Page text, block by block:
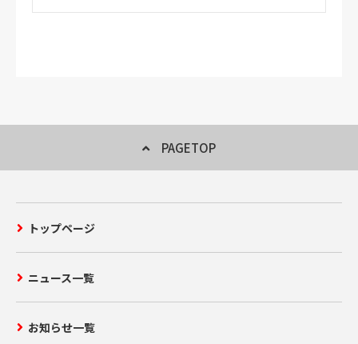
PAGETOP
トップページ
ニュース一覧
お知らせ一覧